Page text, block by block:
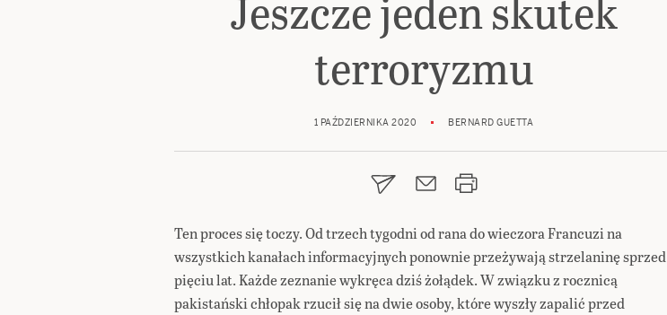
terroryzmu
1 PAŹDZIERNIKA 2020 BERNARD GUETTA
Ten proces się toczy. Od trzech tygodni od rana do wieczora Francuzi na
wszystkich kanałach informacyjnych ponownie przeżywają strzelaninę sprzed
pięciu lat. Każde zeznanie wykręca dziś żołądek. W związku z rocznicą
pakistański chłopak rzucił się na dwie osoby, które wyszły zapalić przed